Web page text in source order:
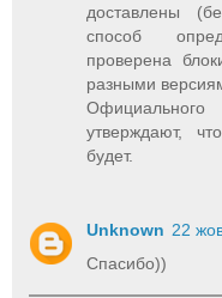
доставлены
способ
проверена
разными
утверждают,
будет.
Unknown 22
Спасибо))